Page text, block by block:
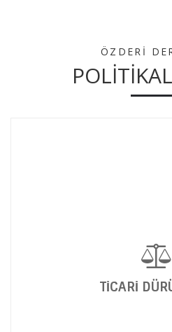
ÖZDERİ
TİCARİ